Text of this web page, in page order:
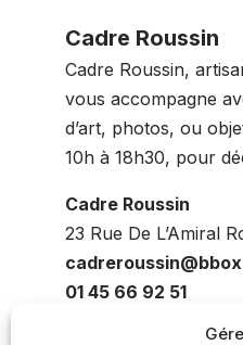
Cadre Roussin
Cadre Roussin,
vous accompagne
d’art, photos, ou
10h à 18h30, pour
Cadre Roussin
23 Rue De L’Amiral
01 45 66 92 51